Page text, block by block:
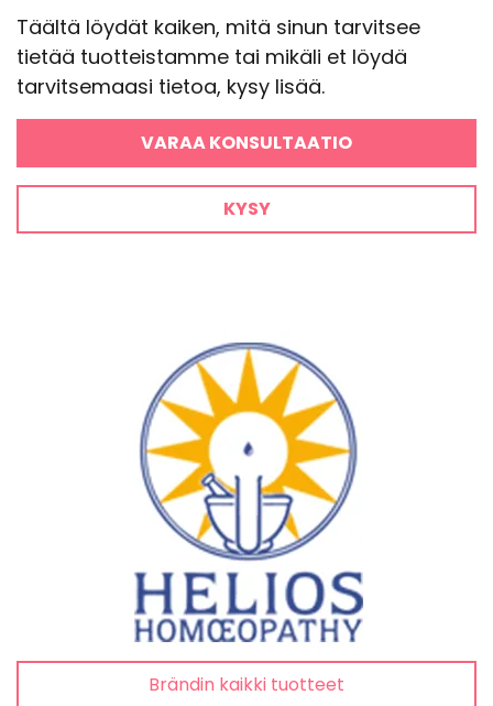
Täältä löydät kaiken, mitä sinun tarvitsee
tietää tuotteistamme tai mikäli et löydä
tarvitsemaasi tietoa, kysy lisää.
VARAA KONSULTAATIO
KYSY
Brändin kaikki tuotteet